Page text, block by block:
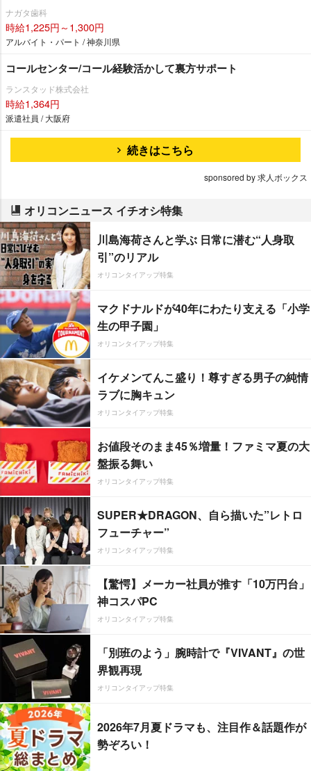
ナガタ歯科
時給1,225円～1,300円
アルバイト・パート / 神奈川県
コールセンター/コール経験活かして裏方サポート
ランスタッド株式会社
時給1,364円
派遣社員 / 大阪府
続きはこちら
sponsored by 求人ボックス
オリコンニュース イチオシ特集
川島海荷さんと学ぶ 日常に潜む“人身取
引”のリアル
オリコンタイアップ特集
マクドナルドが40年にわたり支える「小学
生の甲子園」
オリコンタイアップ特集
イケメンてんこ盛り！尊すぎる男子の純情
ラブに胸キュン
オリコンタイアップ特集
お値段そのまま45％増量！ファミマ夏の大
盤振る舞い
オリコンタイアップ特集
SUPER★DRAGON、自ら描いた”レトロ
フューチャー”
オリコンタイアップ特集
【驚愕】メーカー社員が推す「10万円台」
神コスパPC
オリコンタイアップ特集
「別班のよう」腕時計で『VIVANT』の世
界観再現
オリコンタイアップ特集
2026年7月夏ドラマも、注目作＆話題作が
勢ぞろい！